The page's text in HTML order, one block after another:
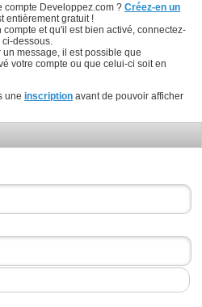
compte Developpez.com ? Créez-en un
entièrement gratuit !
et qu'il est bien activé, connectez-
dessous.
message, il est possible que
votre compte ou que celui-ci soit en
une inscription avant de pouvoir afficher